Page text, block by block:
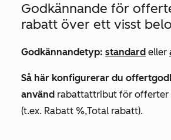
Godkännande för
rabatt över ett visst
Godkännandetyp: standard eller
Så här konfigurerar du
använd rabattattribut för offerter
(t.ex. Rabatt %,Total rabatt).